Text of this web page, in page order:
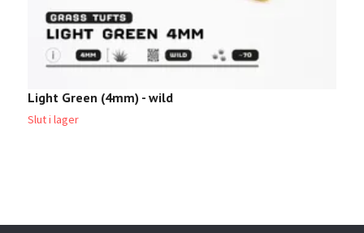
Light Green (4mm) - wild
Slut i lager